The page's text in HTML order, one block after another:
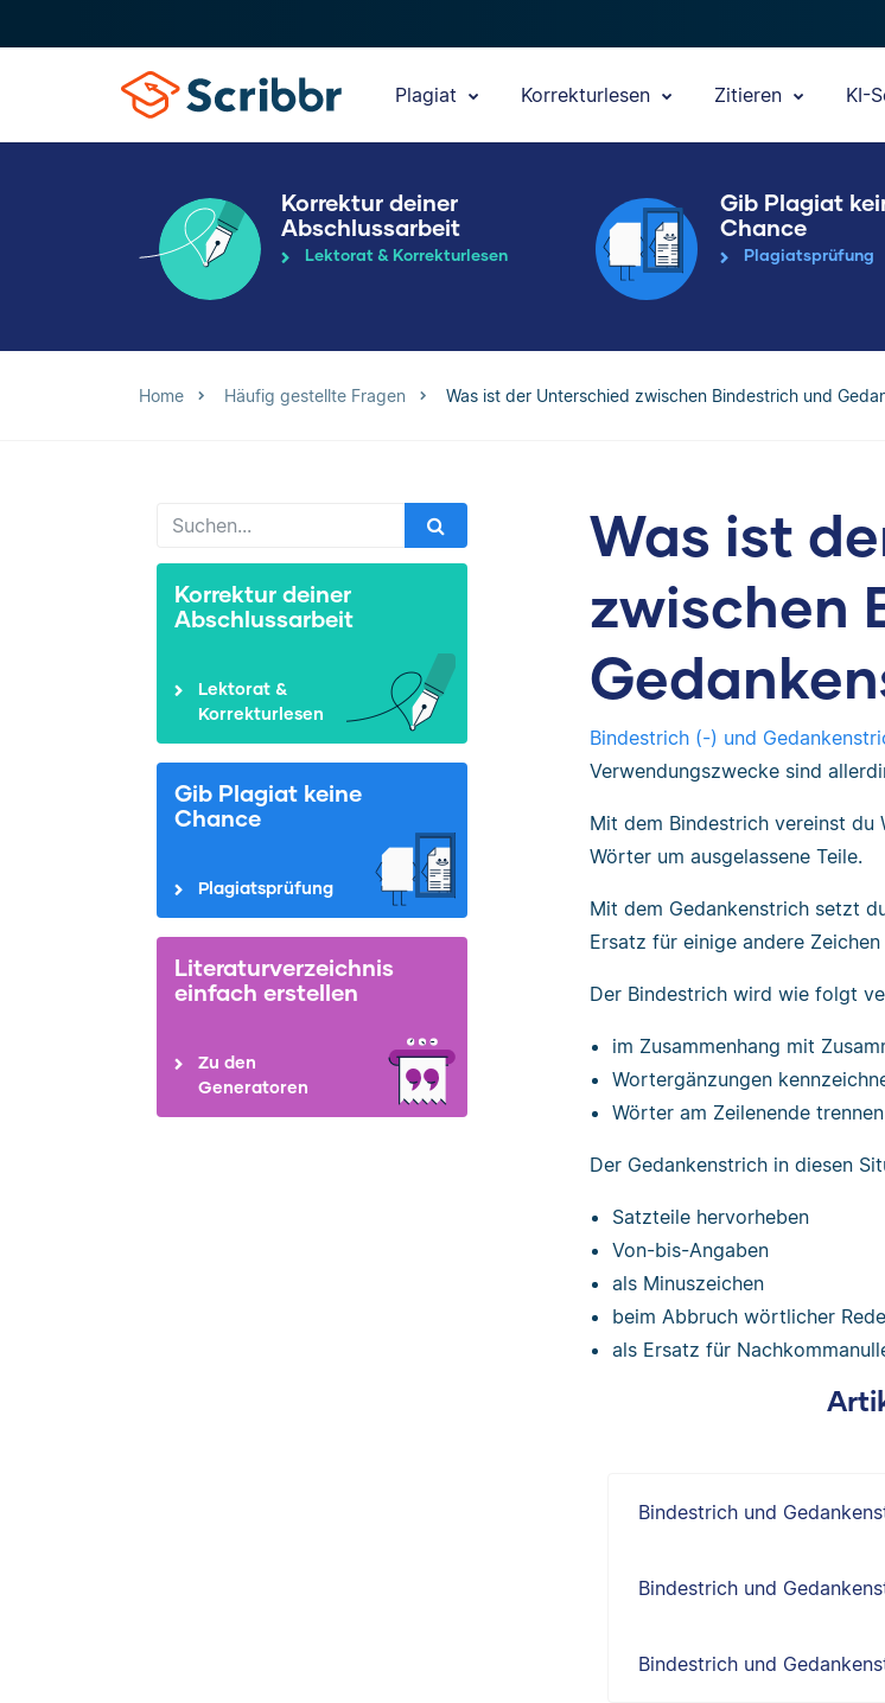
Plagiat Korrekturlesen Zitieren KI-
Korrektur deiner
Abschlussarbeit
Lektorat & Korrekturlesen
Gib Plagiat
Chance
Plagiatsprüfung
Home Häufig gestellte Fragen Was ist der Unterschied zwischen Bindestrich und
Korrektur deiner
Abschlussarbeit
Lektorat &
Korrekturlesen
Gib Plagiat keine
Chance
Plagiatsprüfung
Literaturverzeichnis
einfach erstellen
Zu den
Generatoren
Was ist
zwischen
Bindestrich (-) und
Verwendungszwecke sind
Mit dem Bindestrich vereinst
Wörter um ausgelassene Teile.
Mit dem Gedankenstrich setzt
Ersatz für einige andere
Der Bindestrich wird wie folgt
im Zusammenhang mit
Wortergänzungen
Wörter am Zeilenende trennen
Der Gedankenstrich in diesen
Satzteile hervorheben
Von-bis-Angaben
als Minuszeichen
beim Abbruch wörtlicher Rede
als Ersatz für
Bindestrich und
Bindestrich und
Bindestrich und